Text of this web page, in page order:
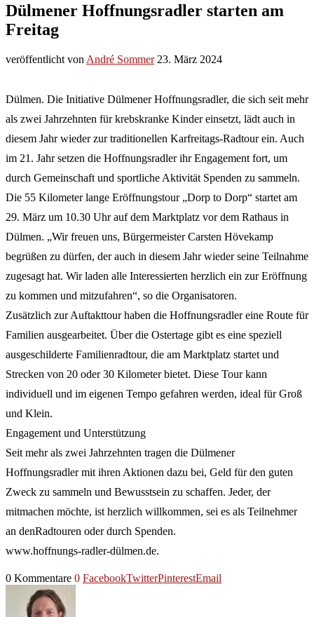
Dülmener Hoffnungsradler starten am
Freitag
veröffentlicht von André Sommer 23. März 2024
Dülmen. Die Initiative Dülmener Hoffnungsradler, die sich seit mehr
als zwei Jahrzehnten für krebskranke Kinder einsetzt, lädt auch in
diesem Jahr wieder zur traditionellen Karfreitags-Radtour ein. Auch
im 21. Jahr setzen die Hoffnungsradler ihr Engagement fort, um
durch Gemeinschaft und sportliche Aktivität Spenden zu sammeln.
Die 55 Kilometer lange Eröffnungstour „Dorp to Dorp“ startet am
29. März um 10.30 Uhr auf dem Marktplatz vor dem Rathaus in
Dülmen. „Wir freuen uns, Bürgermeister Carsten Hövekamp
begrüßen zu dürfen, der auch in diesem Jahr wieder seine Teilnahme
zugesagt hat. Wir laden alle Interessierten herzlich ein zur Eröffnung
zu kommen und mitzufahren“, so die Organisatoren.
Zusätzlich zur Auftakttour haben die Hoffnungsradler eine Route für
Familien ausgearbeitet. Über die Ostertage gibt es eine speziell
ausgeschilderte Familienradtour, die am Marktplatz startet und
Strecken von 20 oder 30 Kilometer bietet. Diese Tour kann
individuell und im eigenen Tempo gefahren werden, ideal für Groß
und Klein.
Engagement und Unterstützung
Seit mehr als zwei Jahrzehnten tragen die Dülmener
Hoffnungsradler mit ihren Aktionen dazu bei, Geld für den guten
Zweck zu sammeln und Bewusstsein zu schaffen. Jeder, der
mitmachen möchte, ist herzlich willkommen, sei es als Teilnehmer
an denRadtouren oder durch Spenden.
www.hoffnungs-radler-dülmen.de.
0 Kommentare 0 FacebookTwitterPinterestEmail